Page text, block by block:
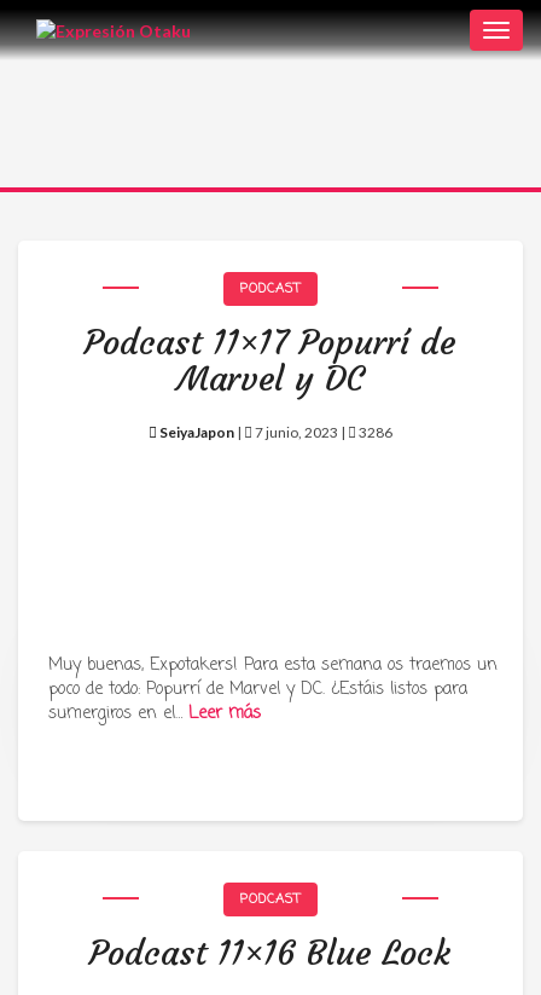
Tu radio y podcast sobre manga,
anime y cultura japonesa ツ
PODCAST
Podcast 11×17 Popurrí de
Marvel y DC
SeiyaJapon | 7 junio, 2023 | 3286
Muy buenas, Expotakers! Para esta semana os traemos un
poco de todo: Popurrí de Marvel y DC. ¿Estáis listos para
sumergiros en el… Leer más
PODCAST
Podcast 11×16 Blue Lock